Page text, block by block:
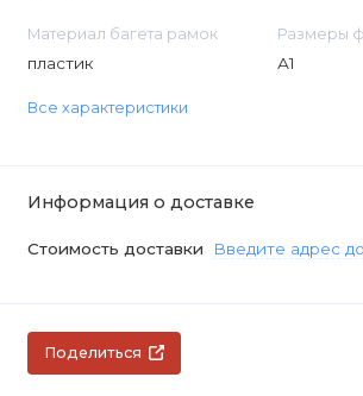
Материал багета рамок
пластик
Размеры
А1
Все характеристики
Информация о доставке
Стоимость доставки Введите адрес
Поделиться